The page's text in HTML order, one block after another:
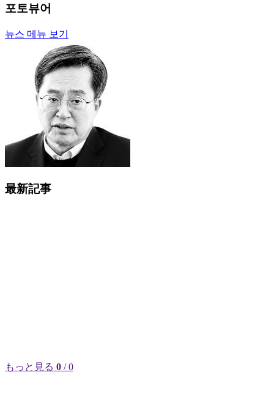
포토뷰어
뉴스 메뉴 보기
最新記事
もっと見る 0 / 0